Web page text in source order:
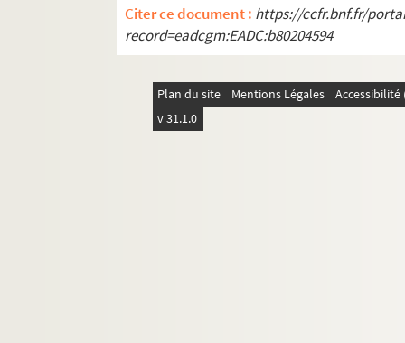
Citer ce document : https://ccfr.bnf.fr/
record=eadcgm:EADC:b80204594
Plan du site Mentions Légales
v 31.1.0